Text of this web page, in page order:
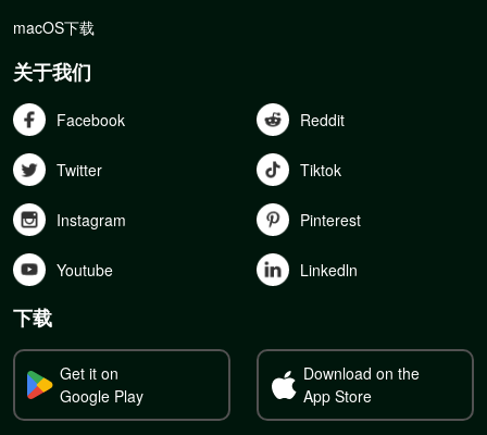
macOS下载
关于我们
Facebook Reddit
Twitter Tiktok
Instagram Pinterest
Youtube Linkedln
下载
Get it on
Google Play
Download on the
App Store